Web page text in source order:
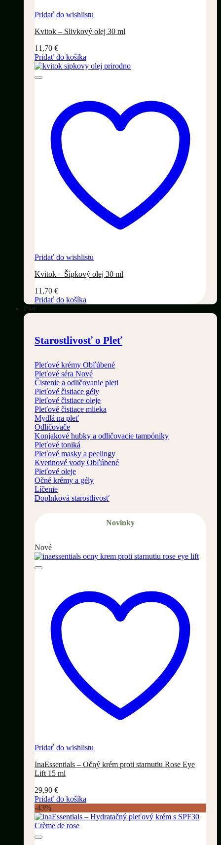
Pridať do wishlistu
Kvitok – Slivkový olej 30 ml
11,70 €
Pridať do košíka
Pridať do wishlistu
Kvitok – Šípkový olej 30 ml
11,70 €
Pridať do košíka
Pleť
Starostlivosť o Pleť
Pleťové krémy
Pleťové séra
Čistenie a odličovanie pleti
Pleťové čistiace gély
Pleťové čistiace oleje
Pleťové čistiace mlieka
Mydlá na pleť
Odličovače
Konjakové hubky a odličovacie tampóniky
Pleťové toniká
Pleťové masky a peelingy
Kvetinové vody
Pleťové oleje
Očné krémy a gély
Líčenie
Doplnková starostlivosť
Novinky
Nové
Pridať do wishlistu
InaEssentials – Očný krém proti starnutiu Rose Eye
Lift 15 ml
29,90 €
Pridať do košíka
-43%